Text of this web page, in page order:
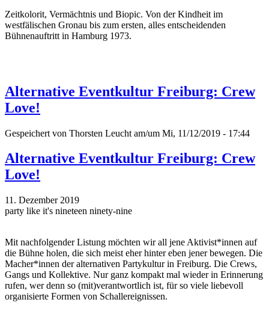
Zeitkolorit, Vermächtnis und Biopic. Von der Kindheit im
westfälischen Gronau bis zum ersten, alles entscheidenden
Bühnenauftritt in Hamburg 1973.
Alternative Eventkultur Freiburg: Crew
Love!
Gespeichert von Thorsten Leucht am/um Mi, 11/12/2019 - 17:44
Alternative Eventkultur Freiburg: Crew
Love!
11. Dezember 2019
party like it's nineteen ninety-nine
Mit nachfolgender Listung möchten wir all jene Aktivist*innen auf
die Bühne holen, die sich meist eher hinter eben jener bewegen. Die
Macher*innen der alternativen Partykultur in Freiburg. Die Crews,
Gangs und Kollektive. Nur ganz kompakt mal wieder in Erinnerung
rufen, wer denn so (mit)verantwortlich ist, für so viele liebevoll
organisierte Formen von Schallereignissen.